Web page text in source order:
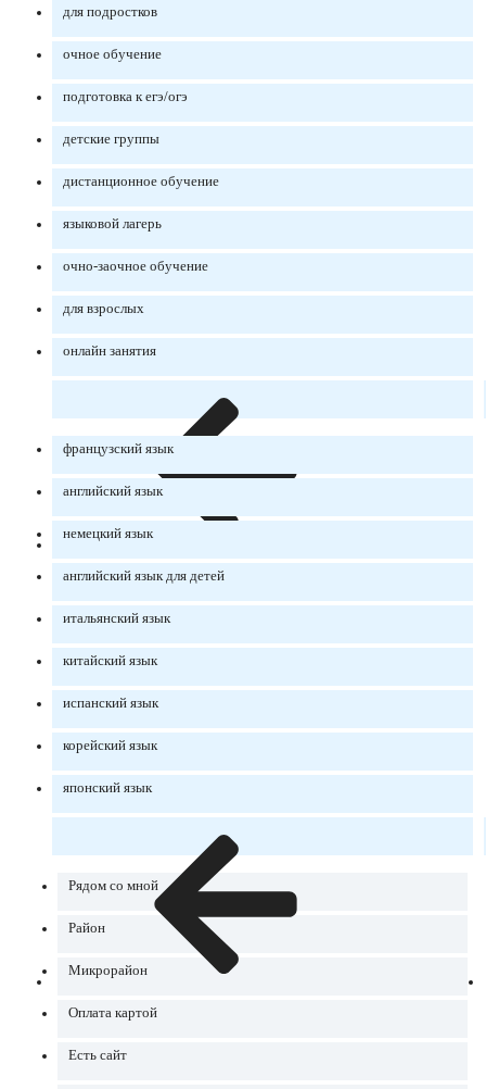
для подростков
очное обучение
подготовка к егэ/огэ
детские группы
дистанционное обучение
языковой лагерь
очно-заочное обучение
для взрослых
онлайн занятия
французский язык
английский язык
немецкий язык
английский язык для детей
итальянский язык
китайский язык
испанский язык
корейский язык
японский язык
Рядом со мной
Район
Микрорайон
Оплата картой
Есть сайт